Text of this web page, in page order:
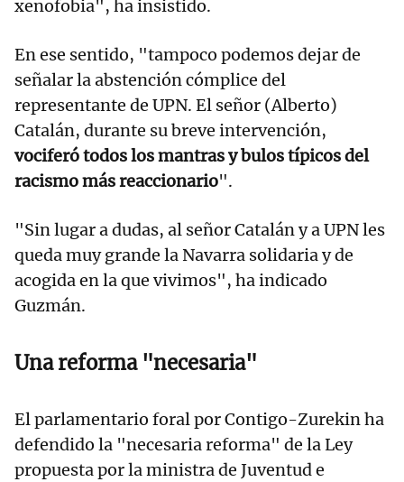
xenofobia", ha insistido.
En ese sentido, "tampoco podemos dejar de
señalar la abstención cómplice del
representante de UPN. El señor (Alberto)
Catalán, durante su breve intervención,
vociferó todos los mantras y bulos típicos del
racismo más reaccionario".
"Sin lugar a dudas, al señor Catalán y a UPN les
queda muy grande la Navarra solidaria y de
acogida en la que vivimos", ha indicado
Guzmán.
Una reforma "necesaria"
El parlamentario foral por Contigo-Zurekin ha
defendido la "necesaria reforma" de la Ley
propuesta por la ministra de Juventud e